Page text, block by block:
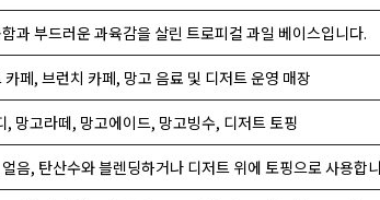
과 부드러운 과육감을 살린 트로피컬 과일 베이스입니다.
카페, 브런치 카페, 망고 음료 및 디저트 운영 매장
, 망고라떼, 망고에이드, 망고빙수, 디저트 토핑
음, 탄산수와 블렌딩하거나 디저트 위에 토핑으로 사용합